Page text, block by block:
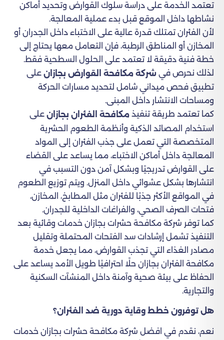
تعتمد الخدمة على دراسة سلوك القوارض وتحديد أماكن
نشاطها داخل الموقع قبل بدء عملية المعالجة.
لأن الفئران تمتلك قدرة عالية على الاختباء داخل الجدران أو
المخازن أو المناطق الرطبة، فإن التعامل معها يحتاج إلى
خطة فنية دقيقة لا تعتمد على الحلول السطحية فقط.
لذلك نحرص في شركة مكافحة القوارض بجازان على
تطبيق فحص ميداني شامل لتحديد مسارات الحركة
ومساحات الانتشار داخل المبنى.
كما تعتمد طريقة تنفيذ مكافحة الفئران بجازان على
استخدام المصائد الذكية وأنظمة الطعوم الحشرية
المتخصصة التي تعمل على جذب الفئران إلى المواد
المعالجة داخل أماكن الاختباء، مما يساعد على القضاء
على القوارض تدريجيًا وبشكل آمن دون التسبب في
انتشارها بشكل عشوائي داخل المنزل. ويتم توزيع الطعوم
في المواقع الأكثر جذبًا للفئران مثل المطابخ، المخازن،
فتحات الصرف الصحي، والفراغات الداخلية للجدران.
كما توفر شركة مكافحة حشرات بجازان خدمات وقائية بعد
التنفيذ تشمل إرشادات سد الفتحات المحتملة وتقليل
مصادر الغذاء التي تجذب القوارض، مما يجعل خدمة
مكافحة الفئران بجازان حلًا احترافيًا طويل الأمد يساعد على
الحفاظ على بيئة صحية وآمنة داخل المنشآت السكنية
والتجارية.
هل توفرون خطط وقاية دورية ضد الفئران؟
نعم، نقدم في افضل شركة مكافحة حشرات بجازان خدمات